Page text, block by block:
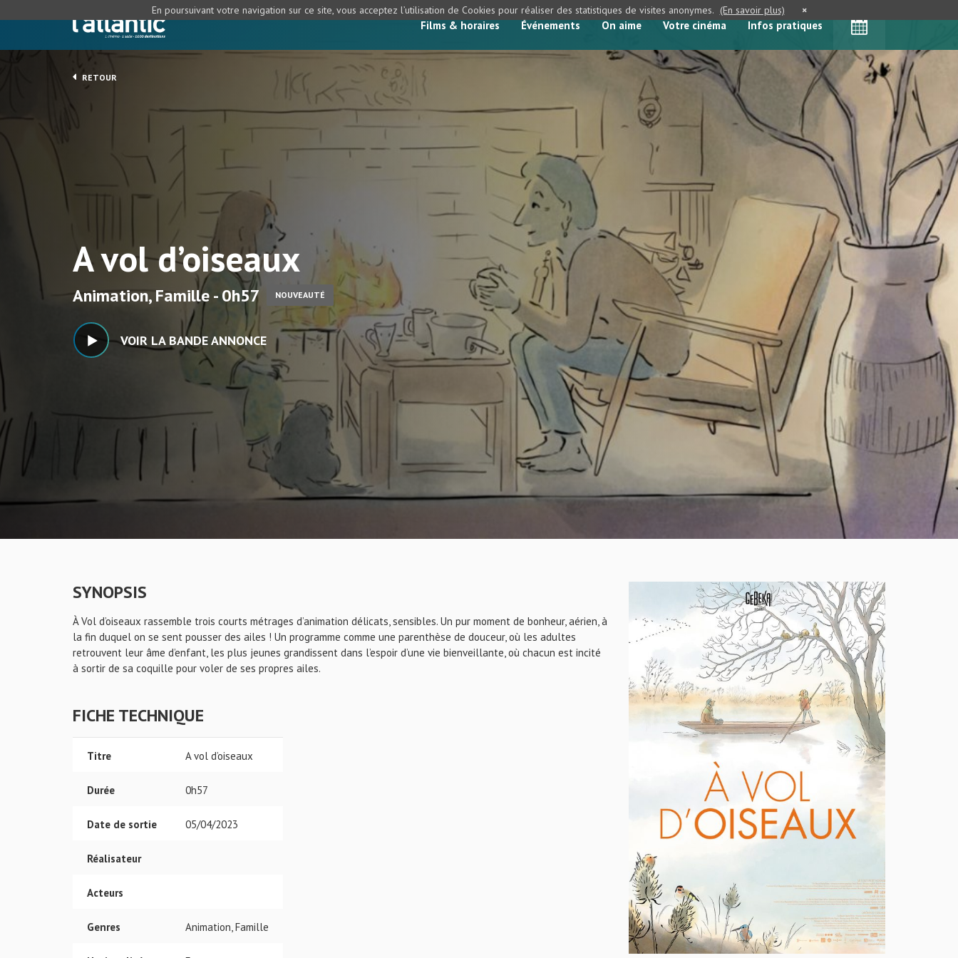
Films & horaires Événements On aime Votre cinéma Infos pratiques
RETOUR
A vol d’oiseaux
Animation, Famille - 0h57 NOUVEAUTÉ
VOIR LA BANDE ANNONCE
SYNOPSIS
À Vol d’oiseaux rassemble trois courts métrages d’animation délicats, sensibles. Un pur moment de bonheur, aérien, à
la fin duquel on se sent pousser des ailes ! Un programme comme une parenthèse de douceur, où les adultes
retrouvent leur âme d’enfant, les plus jeunes grandissent dans l’espoir d’une vie bienveillante, où chacun est incité
à sortir de sa coquille pour voler de ses propres ailes.
FICHE TECHNIQUE
Titre A vol d’oiseaux
Durée 0h57
Date de sortie 05/04/2023
Réalisateur
Acteurs
Genres Animation, Famille
En poursuivant votre navigation sur ce site, vous acceptez l’utilisation de Cookies pour réaliser des statistiques de visites anonymes. (En savoir plus) ×